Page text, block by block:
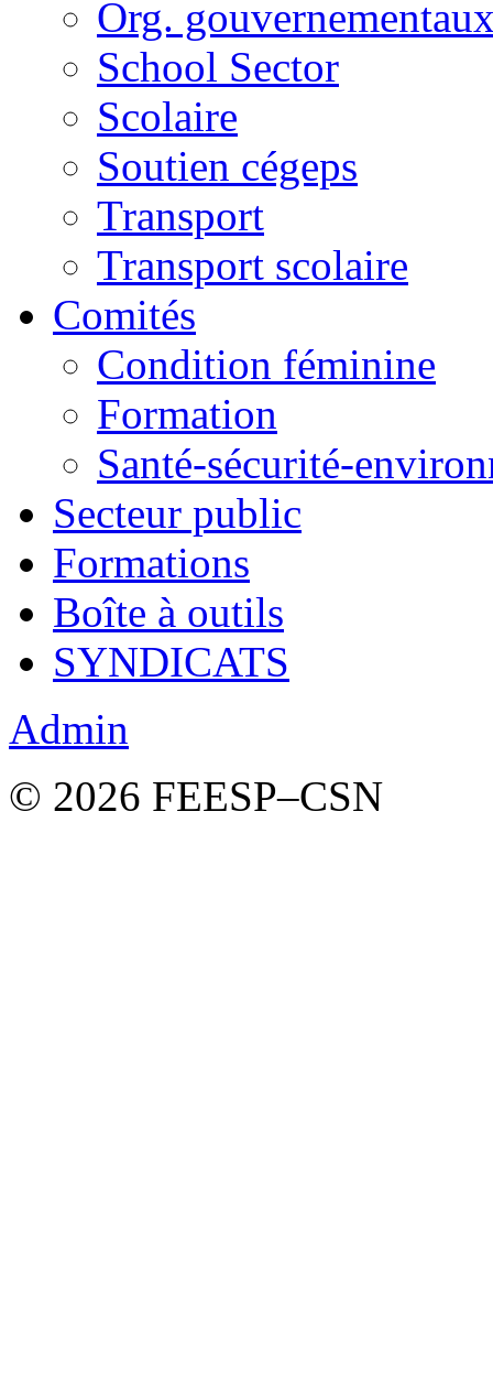
Org.
School Sector
Scolaire
Soutien cégeps
Transport
Transport scolaire
Comités
Condition féminine
Formation
Santé-sécurité-
Secteur public
Formations
Boîte à outils
SYNDICATS
Admin
© 2026 FEESP–CSN